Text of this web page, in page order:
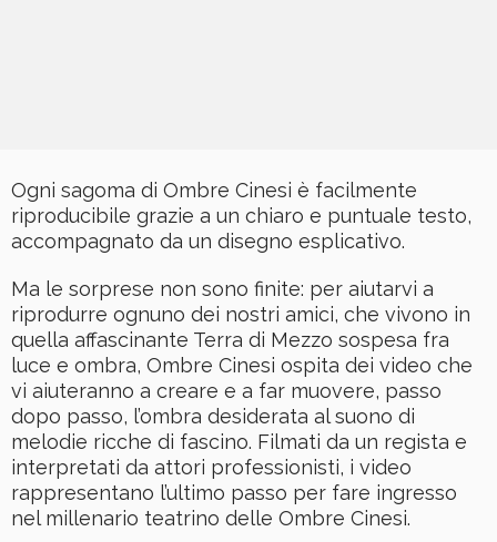
Ogni sagoma di Ombre Cinesi è facilmente
riproducibile grazie a un chiaro e puntuale testo,
accompagnato da un disegno esplicativo.
Ma le sorprese non sono finite: per aiutarvi a
riprodurre ognuno dei nostri amici, che vivono in
quella affascinante Terra di Mezzo sospesa fra
luce e ombra, Ombre Cinesi ospita dei video che
vi aiuteranno a creare e a far muovere, passo
dopo passo, l’ombra desiderata al suono di
melodie ricche di fascino. Filmati da un regista e
interpretati da attori professionisti, i video
rappresentano l’ultimo passo per fare ingresso
nel millenario teatrino delle Ombre Cinesi.